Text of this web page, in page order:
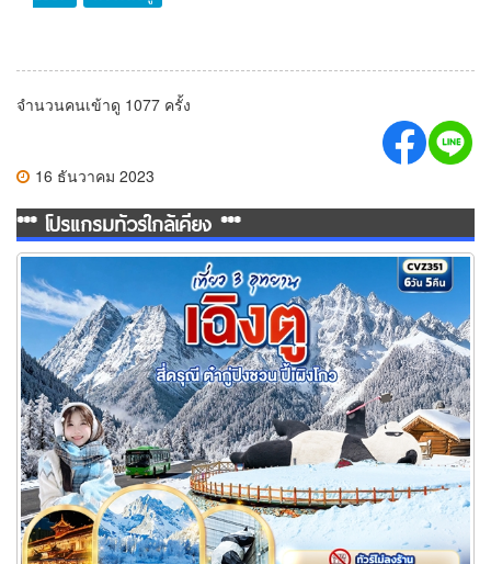
จำนวนคนเข้าดู 1077 ครั้ง
16 ธันวาคม 2023
*** โปรแกรมทัวร์ใกล้เคียง ***
ทัวร์เฉิงตู เที่ยว 3 อุทยาน สี่ดรุณี ต๋ากู่ปิงชวน ปี้เผิงโกว 6 วัน 5 คืน